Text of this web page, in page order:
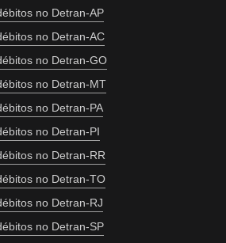
no Detran-AP
no Detran-AC
no Detran-GO
no Detran-MT
no Detran-PA
no Detran-PI
no Detran-RR
no Detran-TO
no Detran-RJ
no Detran-SP